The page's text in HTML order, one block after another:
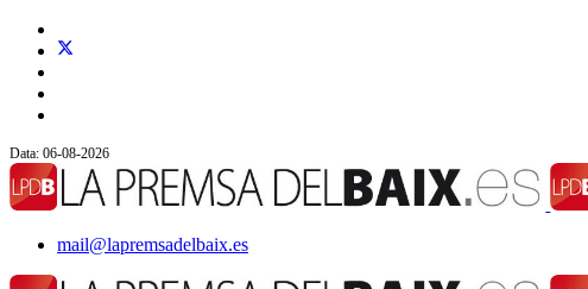
Data: 06-08-2026
mail@lapremsadelbaix.es